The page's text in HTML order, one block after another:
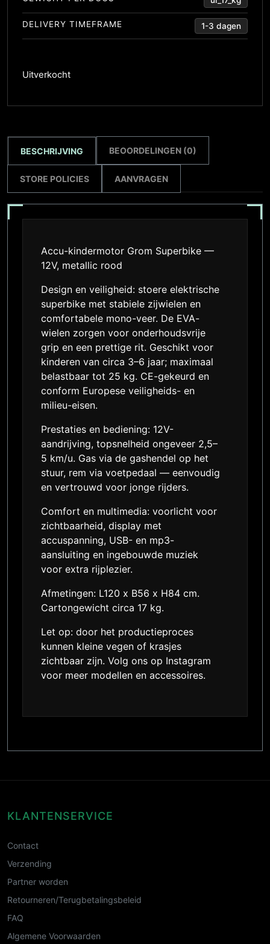
DELIVERY TIMEFRAME 1-3 dagen
Uitverkocht
BESCHRIJVING BEOORDELINGEN (0)
STORE POLICIES AANVRAGEN
Accu-kindermotor Grom Superbike —
12V, metallic rood
Design en veiligheid: stoere elektrische
superbike met stabiele zijwielen en
comfortabele mono-veer. De EVA-
wielen zorgen voor onderhoudsvrije
grip en een prettige rit. Geschikt voor
kinderen van circa 3–6 jaar; maximaal
belastbaar tot 25 kg. CE-gekeurd en
conform Europese veiligheids- en
milieu-eisen.
Prestaties en bediening: 12V-
aandrijving, topsnelheid ongeveer 2,5–
5 km/u. Gas via de gashendel op het
stuur, rem via voetpedaal — eenvoudig
en vertrouwd voor jonge rijders.
Comfort en multimedia: voorlicht voor
zichtbaarheid, display met
accuspanning, USB- en mp3-
aansluiting en ingebouwde muziek
voor extra rijplezier.
Afmetingen: L120 x B56 x H84 cm.
Cartongewicht circa 17 kg.
Let op: door het productieproces
kunnen kleine vegen of krasjes
zichtbaar zijn. Volg ons op Instagram
voor meer modellen en accessoires.
KLANTENSERVICE
Contact
Verzending
Partner worden
Retourneren/Terugbetalingsbeleid
FAQ
Algemene Voorwaarden